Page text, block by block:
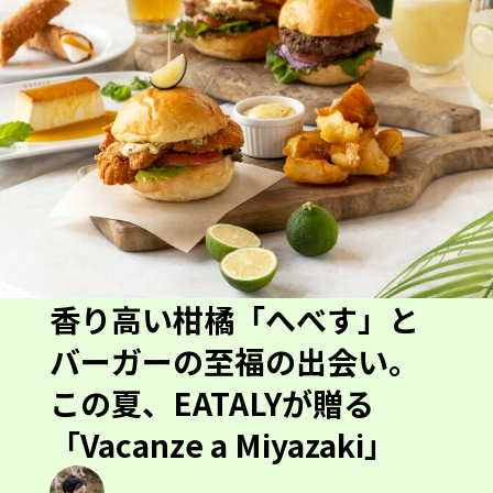
香り高い柑橘「へべす」と
バーガーの至福の出会い。
この夏、EATALYが贈る
「Vacanze a Miyazaki」